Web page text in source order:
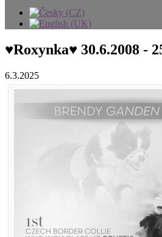
♥Roxynka♥ 30.6.2008 -
6.3.2025